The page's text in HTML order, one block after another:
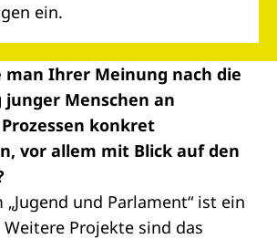
ein.
man Ihrer Meinung nach die
Menschen an
konkret
vor allem mit Blick auf den
„Jugend und Parlament“ist ein
Projekte sind das